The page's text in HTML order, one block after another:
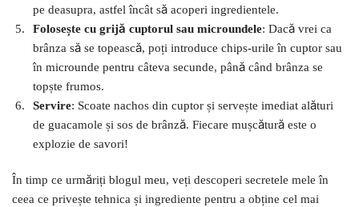
pe deasupra, astfel încât să acoperi ingredientele.
Folosește cu grijă cuptorul sau microundele: Dacă vrei ca
brânza să se topească, poți introduce chips-urile în cuptor sau
în microunde pentru câteva secunde, până când brânza se
topște frumos.
Servire: Scoate nachos din cuptor și servește imediat alături
de guacamole și sos de brânză. Fiecare mușcătură este o
explozie de savori!
În timp ce urmăriți blogul meu, veți descoperi secretele mele în
ceea ce privește tehnica și ingrediente pentru a obține cel mai